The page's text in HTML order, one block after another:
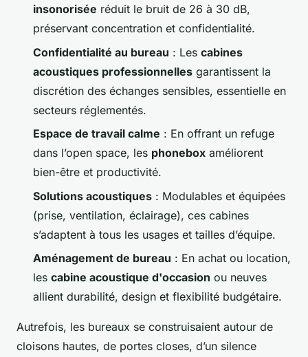
insonorisée réduit le bruit de 26 à 30 dB,
préservant concentration et confidentialité.
Confidentialité au bureau : Les cabines
acoustiques professionnelles garantissent la
discrétion des échanges sensibles, essentielle en
secteurs réglementés.
Espace de travail calme : En offrant un refuge
dans l’open space, les phonebox améliorent
bien-être et productivité.
Solutions acoustiques : Modulables et équipées
(prise, ventilation, éclairage), ces cabines
s’adaptent à tous les usages et tailles d’équipe.
Aménagement de bureau : En achat ou location,
les cabine acoustique d'occasion ou neuves
allient durabilité, design et flexibilité budgétaire.
Autrefois, les bureaux se construisaient autour de
cloisons hautes, de portes closes, d’un silence